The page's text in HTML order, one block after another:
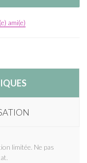
ami(e)
limitée. Ne pas